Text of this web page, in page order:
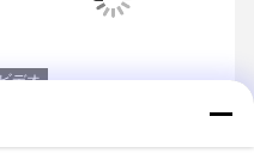
デオ
380V 50HZのタイルの付
着力機械/混合の